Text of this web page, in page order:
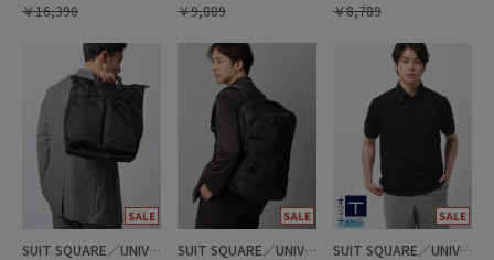
￥16,390 ￥9,889 ￥8,789
SUIT SQUARE／UNIVERSAL LANGUAGE
SUIT SQUARE／UNIVERSAL LANGUAGE
SUIT SQUARE／UNIVERSAL LANGUAGE